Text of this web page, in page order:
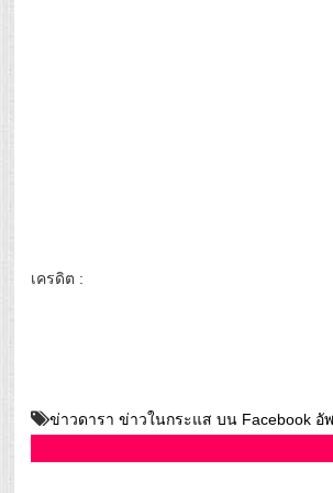
เครดิต :
ข่าวดารา ข่าวในกระแส บน Facebook อั